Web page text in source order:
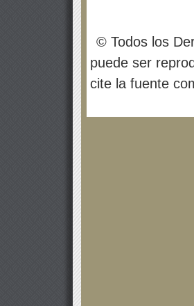
© Todos los
puede ser
cite la fuente